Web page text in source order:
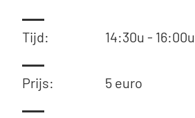
Tijd: 14:30u - 16:00u
Prijs: 5 euro